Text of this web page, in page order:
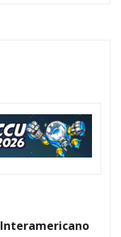
Interamericano